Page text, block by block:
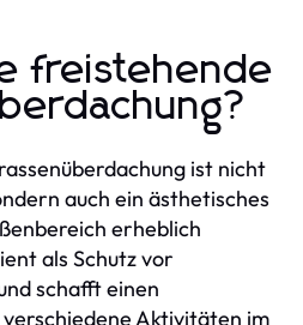
freistehende
ist nicht
auch ein ästhetisches
erheblich
als Schutz vor
schafft einen
Aktivitäten im